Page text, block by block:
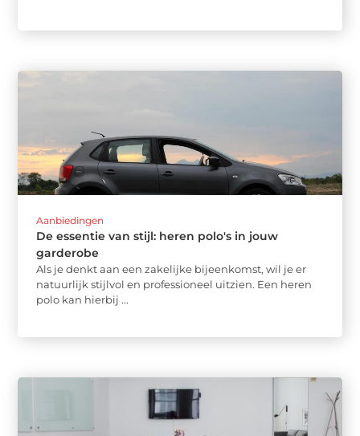
Aanbiedingen
De essentie van stijl: heren polo's in jouw
garderobe
Als je denkt aan een zakelijke bijeenkomst, wil je er
natuurlijk stijlvol en professioneel uitzien. Een heren
polo kan hierbij ...